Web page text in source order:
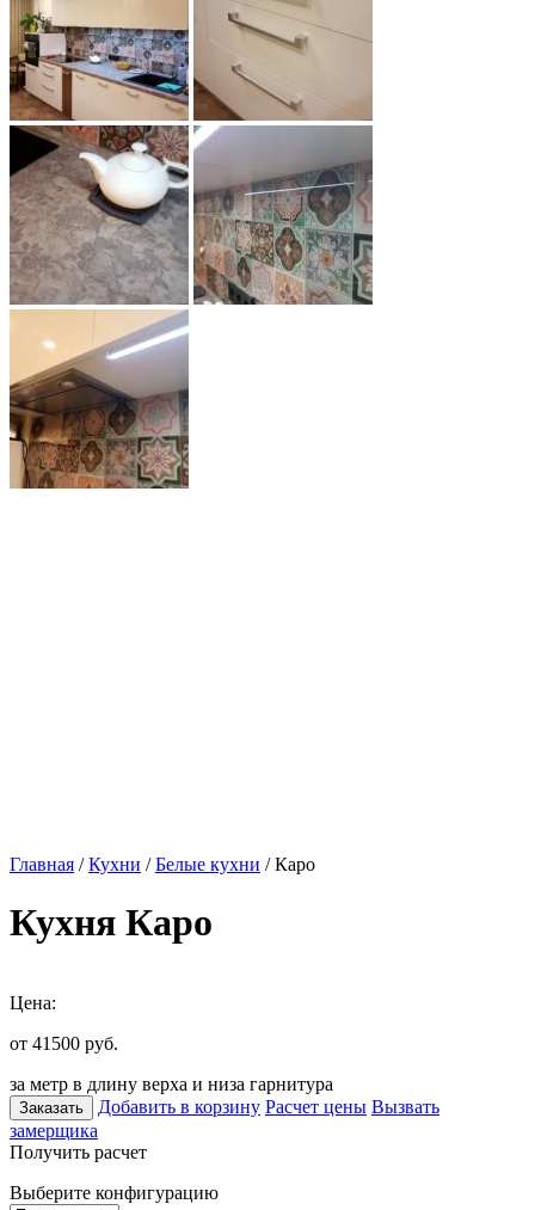
Главная /Кухни /Белые кухни / Каро
Кухня Каро
Цена:
от 41500 руб.
за метр в длину верха и низа гарнитура
Заказать Добавить в корзину Расчет цены Вызвать
замерщика
Получить расчет
Выберите конфигурацию